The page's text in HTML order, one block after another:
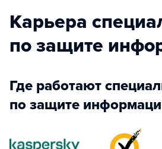
Карьера
по защите
Где работают
по защите